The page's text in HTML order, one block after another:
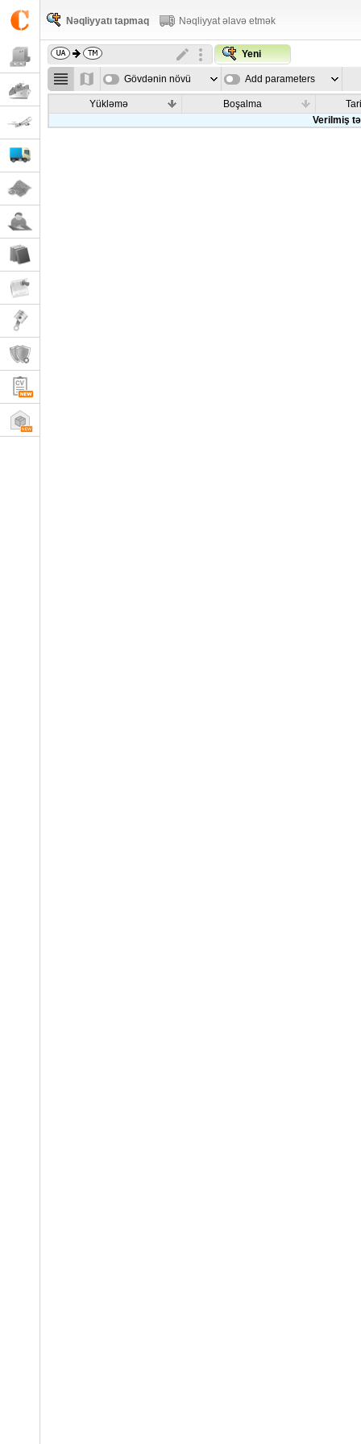
Nəqliyyatı tapmaq Nəqliyyat əlavə etmək
Yeni
Gövdənin növü Add parameters
Yükləmə Boşalma
Verilmiş